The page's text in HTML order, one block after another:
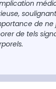
soulignant
de ne
de tels